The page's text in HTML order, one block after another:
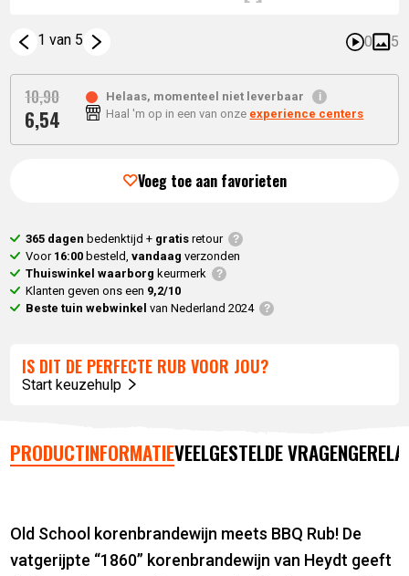
1 van 5 0 5
10,90
Oorspronkelijke
prijs
6,54
Huidige
6,54.
Helaas, momenteel niet leverbaar
Haal 'm op in een van onze experience centers
Voeg toe aan favorieten
365 dagen bedenktijd + gratisretour
Voor 16:00 besteld,vandaag verzonden
Thuiswinkel waarborg keurmerk
Klanten geven ons een 9,2/10
Beste tuin webwinkel van Nederland 2024
IS DIT DE PERFECTE RUB VOOR JOU?
Start keuzehulp
PRODUCTINFORMATIEVEELGESTELDE VRAGEN
Old School korenbrandewijn meets BBQ Rub! De
vatgerijpte “1860” korenbrandewijn van Heydt geeft